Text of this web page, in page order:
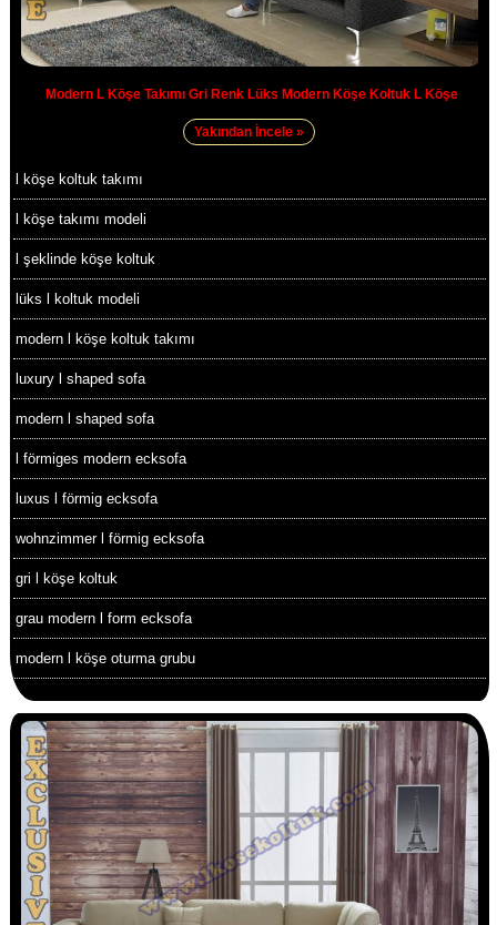
Modern L Köşe Takımı Gri Renk Lüks Modern Köşe Koltuk L Köşe
Yakından İncele »
l köşe koltuk takımı
l köşe takımı modeli
l şeklinde köşe koltuk
lüks l koltuk modeli
modern l köşe koltuk takımı
luxury l shaped sofa
modern l shaped sofa
l förmiges modern ecksofa
luxus l förmig ecksofa
wohnzimmer l förmig ecksofa
gri l köşe koltuk
grau modern l form ecksofa
modern l köşe oturma grubu